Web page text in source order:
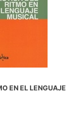
EN EL LENGUAJE